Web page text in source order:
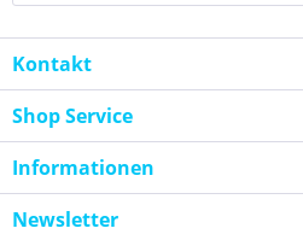
Kontakt
Shop Service
Informationen
Newsletter